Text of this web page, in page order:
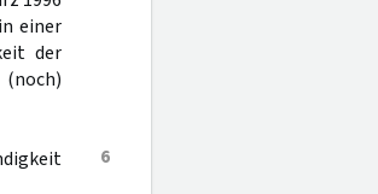
einer
der
6